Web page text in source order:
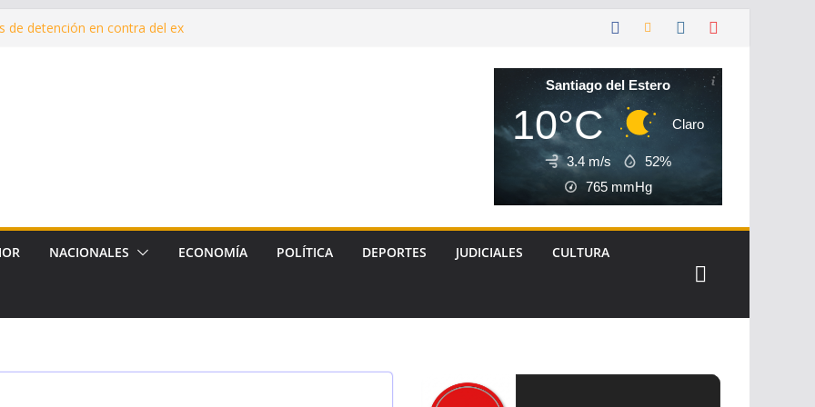
de detención en contra del ex
y después del embarazo
de Malvinas en el corazón
reposición de más de 120
Tradición y Smata
Santiago del Estero
10°C Claro
3.4 m/s
52%
765 mmHg
NACIONALES ECONOMÍA POLÍTICA DEPORTES JUDICIALES CULTURA